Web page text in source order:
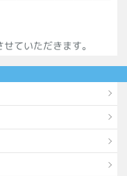
ていただきます。